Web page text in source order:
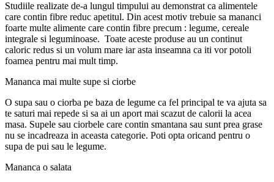
Studiile realizate de-a lungul timpului au demonstrat ca alimentele
care contin fibre reduc apetitul. Din acest motiv trebuie sa mananci
foarte multe alimente care contin fibre precum : legume, cereale
integrale si leguminoase. Toate aceste produse au un continut
caloric redus si un volum mare iar asta inseamna ca iti vor potoli
foamea pentru mai mult timp.
Mananca mai multe supe si ciorbe
O supa sau o ciorba pe baza de legume ca fel principal te va ajuta sa
te saturi mai repede si sa ai un aport mai scazut de calorii la acea
masa. Supele sau ciorbele care contin smantana sau sunt prea grase
nu se incadreaza in aceasta categorie. Poti opta oricand pentru o
supa de pui sau le legume.
Mananca o salata